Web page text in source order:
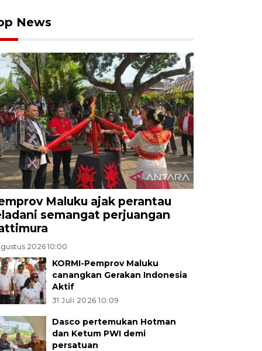
News
Maluku ajak perantau
semangat perjuangan
2026 10:00
KORMI-Pemprov Maluku
canangkan Gerakan Indonesia
Aktif
31 Juli 2026 10:09
Dasco pertemukan Hotman
dan Ketum PWI demi
persatuan